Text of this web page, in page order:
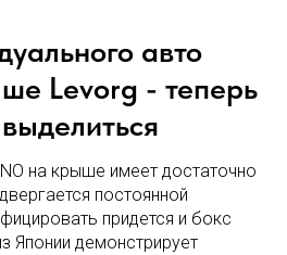
авто
Levorg - теперь
на крыше имеет достаточно
постоянной
придется и бокс
Японии демонстрирует